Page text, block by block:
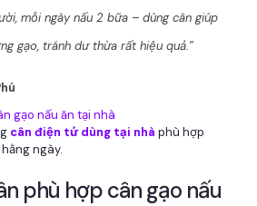
mỗi ngày nấu 2 bữa – dùng cân giúp
gạo, tránh dư thừa rất hiệu quả.”
gạo nấu ăn tại nhà
cân điện tử dùng tại nhà phù hợp
ngày.
phù hợp cân gạo nấu